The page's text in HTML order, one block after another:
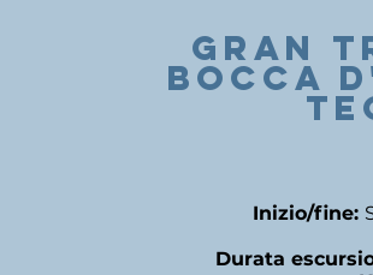
GRAN
BOCCA
Inizio/fine:
Durata